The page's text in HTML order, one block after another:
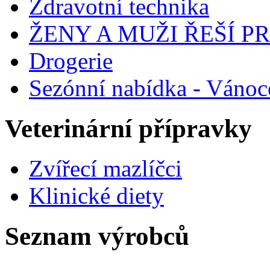
Zdravotní technika
ŽENY A MUŽI ŘEŠÍ
Drogerie
Sezónní nabídka -
Veterinární přípravky
Zvířecí mazlíčci
Klinické diety
Seznam výrobců